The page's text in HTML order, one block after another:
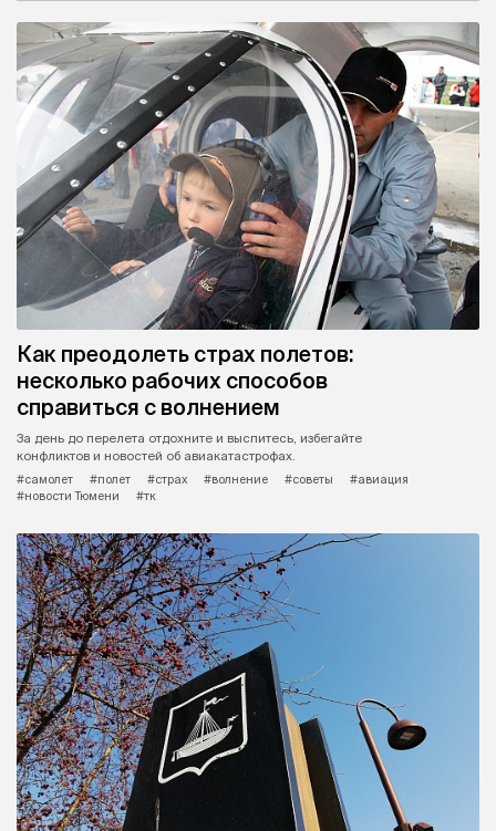
Как преодолеть страх полетов:
несколько рабочих способов
справиться с волнением
За день до перелета отдохните и выспитесь, избегайте
конфликтов и новостей об авиакатастрофах.
#самолет
#полет #страх #волнение #советы
#авиация
#новости Тюмени
#тк